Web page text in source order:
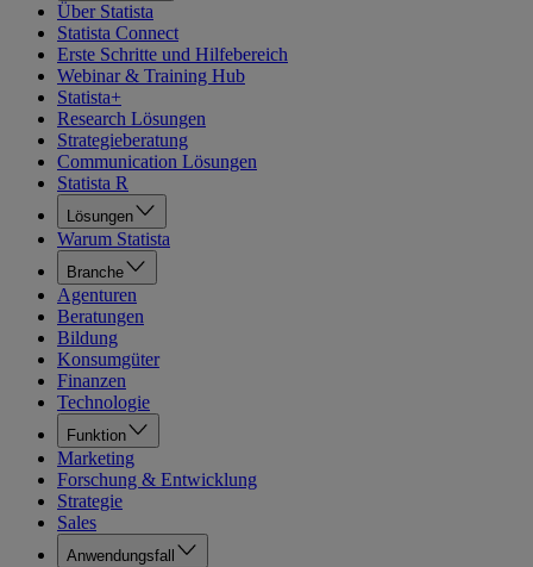
Über Statista
Statista Connect
Erste Schritte und Hilfebereich
Webinar & Training Hub
Statista+
Research Lösungen
Strategieberatung
Communication Lösungen
Statista R
Lösungen
Warum Statista
Branche
Agenturen
Beratungen
Bildung
Konsumgüter
Finanzen
Technologie
Funktion
Marketing
Forschung & Entwicklung
Strategie
Sales
Anwendungsfall